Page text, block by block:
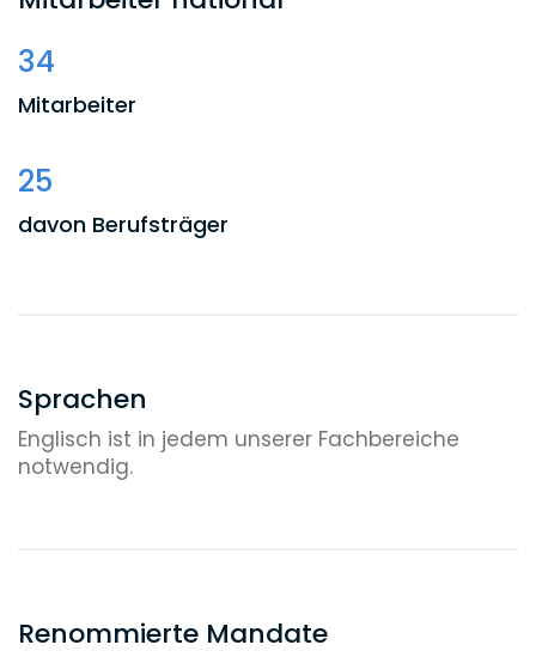
34
Mitarbeiter
25
davon Berufsträger
Sprachen
Englisch ist in jedem unserer Fachbereiche
notwendig.
Renommierte Mandate